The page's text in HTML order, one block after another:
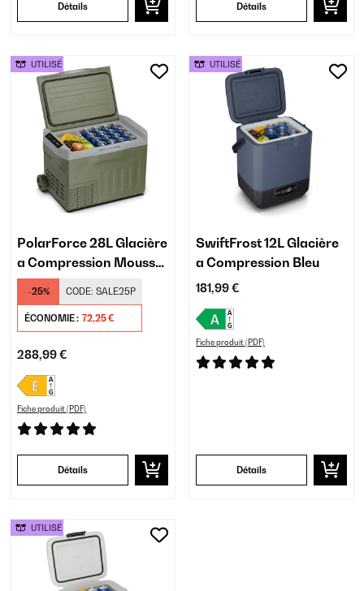
Détails Détails
PolarForce 28L Glacière
a Compression Mousse
Sombre
-25% CODE: SALE25P
ÉCONOMIE : 72,25 €
288,99 €
Fiche produit (PDF)
Détails
UTILISÉ
SwiftFrost 12L Glacière
a Compression Bleu
181,99 €
Fiche produit (PDF)
Détails
UTILISÉ
UTILISÉ